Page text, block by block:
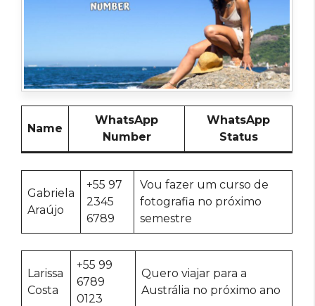
Name
WhatsApp
Number
WhatsApp
Status
Gabriela
Araújo
+55 97
2345
6789
Vou fazer um curso de
fotografia no próximo
semestre
Larissa
Costa
+55 99
6789
0123
Quero viajar para a
Austrália no próximo ano